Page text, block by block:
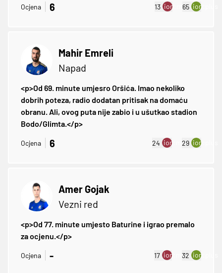
Ocjena 6 13 ion:minus
65 ion:plus
Mahir Emreli
Napad
<p>Od 69. minute umjesro Oršića. Imao nekoliko
dobrih poteza, radio dodatan pritisak na domaću
obranu. Ali, ovog puta nije zabio i u ušutkao stadion
Bodo/Glimta.</p>
Ocjena 6 24 ion:minus
29 ion:plus
Amer Gojak
Vezni red
<p>Od 77. minute umjesto Baturine i igrao premalo
za ocjenu.</p>
Ocjena - 17 ion:minus
32 ion:plus